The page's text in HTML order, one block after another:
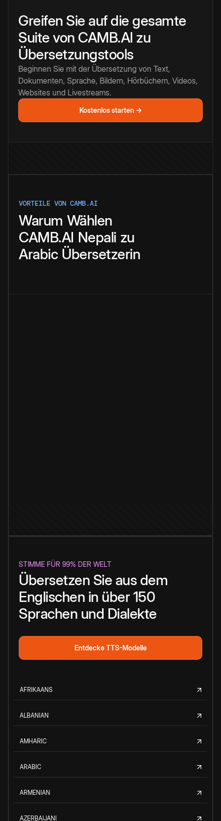
Greifen Sie auf die gesamte
Suite von CAMB.AI zu
Übersetzungstools
Beginnen Sie mit der Übersetzung von Text,
Dokumenten, Sprache, Bildern, Hörbüchern, Videos,
Websites und Livestreams.
Kostenlos starten →
VORTEILE VON CAMB.AI
Warum Wählen
CAMB.AI Nepali zu
Arabic Übersetzerin
STIMME FÜR 99% DER WELT
Übersetzen Sie aus dem
Englischen in über 150
Sprachen und Dialekte
Entdecke TTS-Modelle
AFRIKAANS
ALBANIAN
AMHARIC
ARABIC
ARMENIAN
AZERBAIJANI